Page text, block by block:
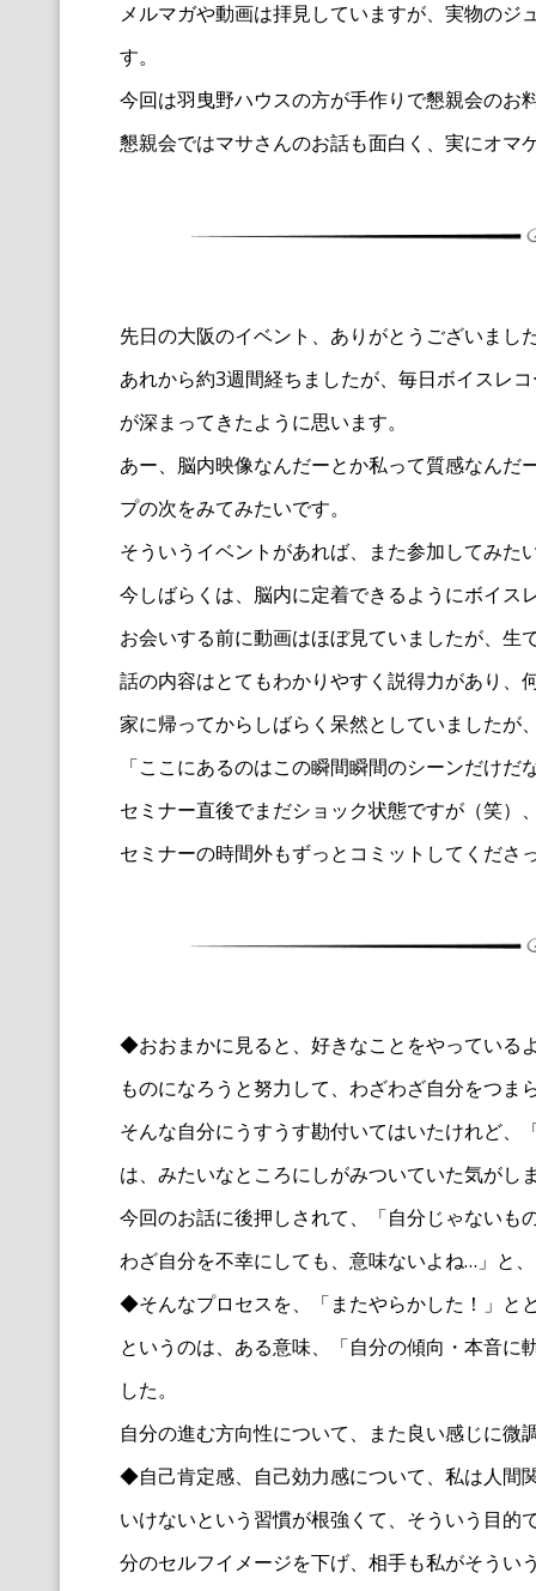
メルマガや動画は拝見していますが、実物の
す。
今回は羽曳野ハウスの方が手作りで懇親会のお
懇親会ではマサさんのお話も面白く、実にオマ
先日の大阪のイベント、ありがとうございまし
あれから約3週間経ちましたが、毎日ボイスレ
が深まってきたように思います。
あー、脳内映像なんだーとか私って質感なん
プの次をみてみたいです。
そういうイベントがあれば、また参加してみた
今しばらくは、脳内に定着できるようにボイス
お会いする前に動画はほぼ見ていましたが、 生
話の内容はとてもわかりやすく説得力があり、
家に帰ってからしばらく呆然としていましたが
「ここにあるのはこの瞬間瞬間のシーンだけだ
セミナー直後でまだショック状態ですが（笑）
セミナーの時間外もずっとコミットしてくださ
◆おおまかに見ると、好きなことをやっている
ものになろうと努力して、わざわざ自分をつま
そんな自分にうすうす勘付いてはいたけれど
は、みたいなところにしがみついていた気がし
今回のお話に後押しされて、「自分じゃない
わざ自分を不幸にしても、意味ないよね…」と
◆そんなプロセスを、「またやらかした！」と
というのは、ある意味、「自分の傾向・本音
した。
自分の進む方向性について、また良い感じに微
◆自己肯定感、自己効力感について、私は人間
いけないという習慣が根強くて、そういう目
分のセルフイメージを下げ、相手も私がそう